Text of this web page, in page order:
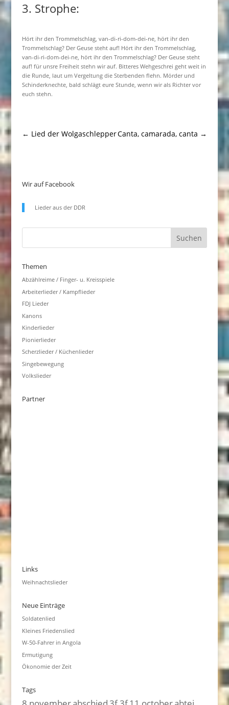
3. Strophe:
Hört ihr den Trommelschlag, van-di-ri-dom-dei-ne, hört ihr den
Trommelschlag? Der Geuse steht auf! Hört ihr den Trommelschlag,
van-di-ri-dom-dei-ne, hört ihr den Trommelschlag? Der Geuse steht
auf! für unsre Freiheit stehn wir auf. Bitteres Wehgeschrei geht weit in
die Runde, laut um Vergeltung die Sterbenden flehn. Mörder und
Schinderknechte, bald schlägt eure Stunde, wenn wir als Richter vor
euch stehn.
← Lied der WolgaschlepperCanta, camarada, canta →
Wir auf Facebook
Lieder aus der DDR
Themen
Abzählreime / Finger- u. Kreisspiele
Arbeiterlieder / Kampflieder
FDJ Lieder
Kanons
Kinderlieder
Pionierlieder
Scherzlieder / Küchenlieder
Singebewegung
Volkslieder
Partner
Links
Weihnachtslieder
Neue Einträge
Soldatenlied
Kleines Friedenslied
W-50-Fahrer in Angola
Ermutigung
Ökonomie der Zeit
Tags